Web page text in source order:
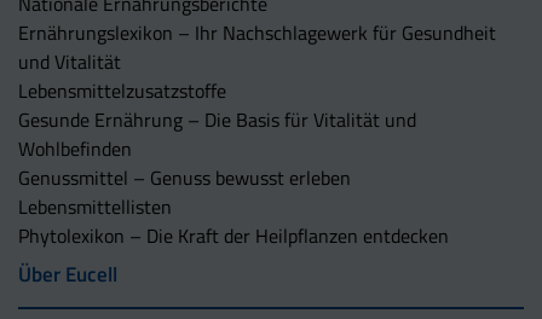
Ernährungslexikon – Ihr Nachschlagewerk für Gesundheit
und Vitalität
Lebensmittelzusatzstoffe
Gesunde Ernährung – Die Basis für Vitalität und
Wohlbefinden
Genussmittel – Genuss bewusst erleben
Lebensmittellisten
Phytolexikon – Die Kraft der Heilpflanzen entdecken
Über Eucell